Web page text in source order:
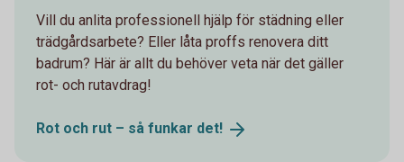
Vill du anlita professionell hjälp för städning eller
trädgårdsarbete? Eller låta proffs renovera ditt
badrum? Här är allt du behöver veta när det gäller
rot- och rutavdrag!
Rot och rut – så funkar det!